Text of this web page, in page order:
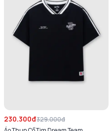
230.300đ329.000đ